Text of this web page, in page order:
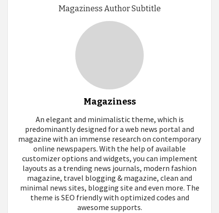
Magaziness Author Subtitle
Magaziness
An elegant and minimalistic theme, which is
predominantly designed for a web news portal and
magazine with an immense research on contemporary
online newspapers. With the help of available
customizer options and widgets, you can implement
layouts as a trending news journals, modern fashion
magazine, travel blogging & magazine, clean and
minimal news sites, blogging site and even more. The
theme is SEO friendly with optimized codes and
awesome supports.